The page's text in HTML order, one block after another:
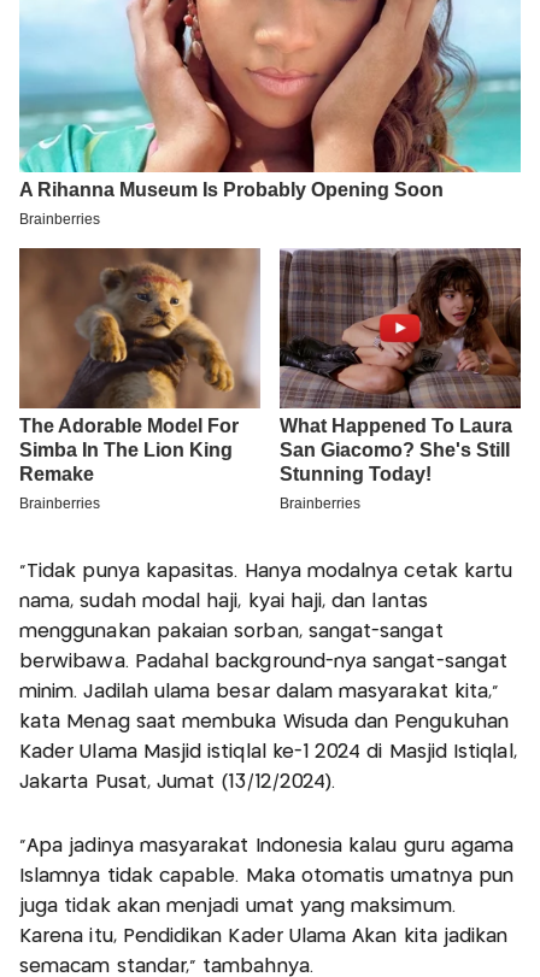
“Tidak punya kapasitas. Hanya modalnya cetak kartu
nama, sudah modal haji, kyai haji, dan lantas
menggunakan pakaian sorban, sangat-sangat
berwibawa. Padahal background-nya sangat-sangat
minim. Jadilah ulama besar dalam masyarakat kita,”
kata Menag saat membuka Wisuda dan Pengukuhan
Kader Ulama Masjid istiqlal ke-1 2024 di Masjid Istiqlal,
Jakarta Pusat, Jumat (13/12/2024).
“Apa jadinya masyarakat Indonesia kalau guru agama
Islamnya tidak capable. Maka otomatis umatnya pun
juga tidak akan menjadi umat yang maksimum.
Karena itu, Pendidikan Kader Ulama Akan kita jadikan
semacam standar,” tambahnya.